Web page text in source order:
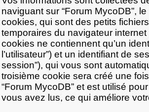
naviguant sur “Forum MycoDB”,
cookies, qui sont des petits
temporaires du navigateur
cookies ne contiennent qu’un
l’utilisateur”) et un identifiant de
session”), qui vous sont
troisième cookie sera créé une
“Forum MycoDB” et est utilisé
vous avez lus, ce qui améliore